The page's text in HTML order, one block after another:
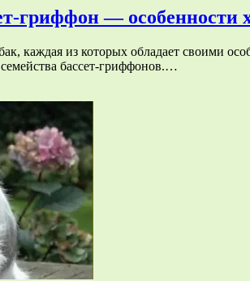
гриффон — особенности
каждая из которых обладает своими
бассет-гриффонов.…